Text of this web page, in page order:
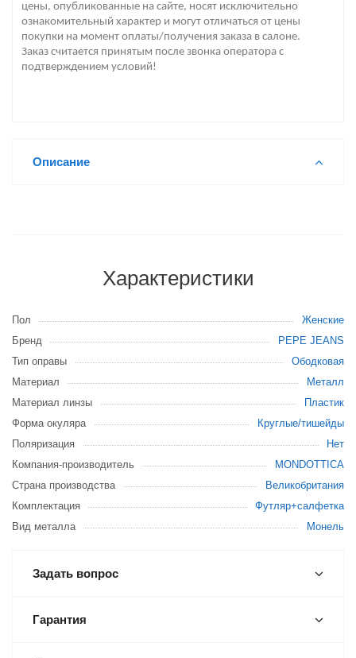
цены, опубликованные на сайте, носят исключительно
ознакомительный характер и могут отличаться от цены
покупки на момент оплаты/получения заказа в салоне.
Заказ считается принятым после звонка оператора с
подтверждением условий!
Описание
Характеристики
Пол
Женские
Бренд
PEPE JEANS
Тип оправы
Ободковая
Материал
Металл
Материал линзы
Пластик
Форма окуляра
Круглые/тишейды
Поляризация
Нет
Компания-производитель
MONDOTTICA
Страна производства
Великобритания
Комплектация
Футляр+салфетка
Вид металла
Монель
Задать вопрос
Гарантия